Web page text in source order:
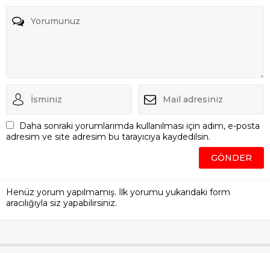
Daha sonraki yorumlarımda kullanılması için adım, e-posta
adresim ve site adresim bu tarayıcıya kaydedilsin.
Henüz yorum yapılmamış. İlk yorumu yukarıdaki form
aracılığıyla siz yapabilirsiniz.